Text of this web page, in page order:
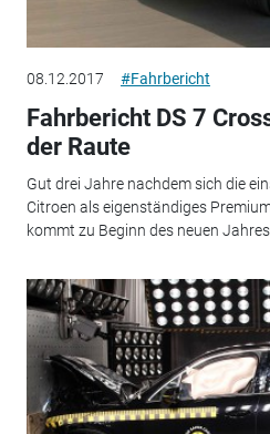
08.12.2017 #Fahrbericht
Fahrbericht DS 7
der Raute
Gut drei Jahre nachdem sich die
Citroen als eigenständiges
kommt zu Beginn des neuen Jahres